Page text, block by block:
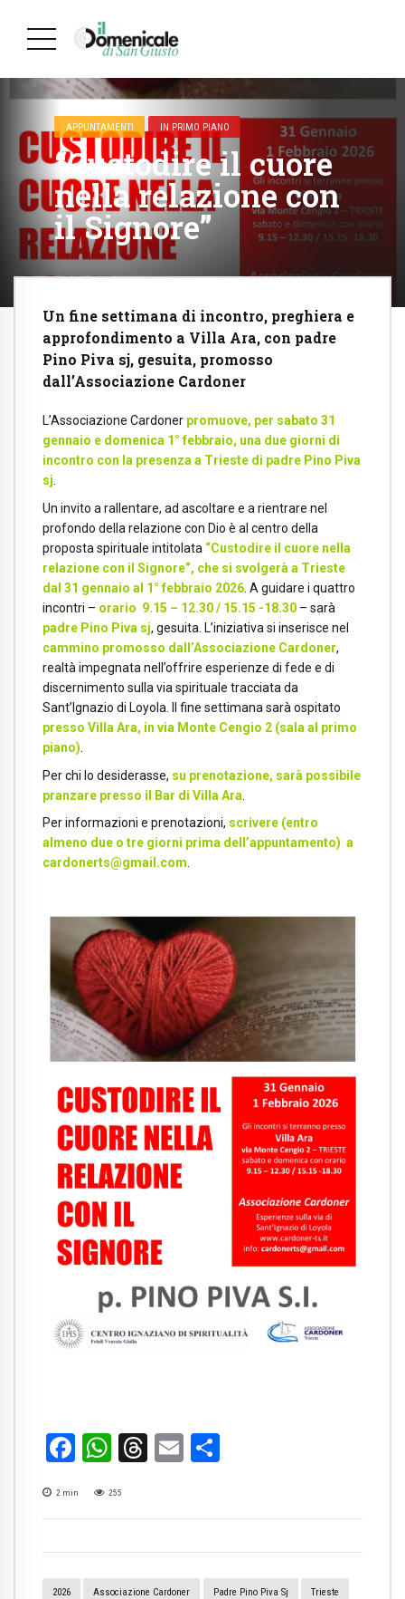
APPUNTAMENTI IN PRIMO PIANO
“Custodire il cuore
nella relazione con
il Signore”
Un fine settimana di incontro, preghiera e
approfondimento a Villa Ara, con padre
Pino Piva sj, gesuita, promosso
dall’Associazione Cardoner
L’Associazione Cardoner promuove, per sabato 31
gennaio e domenica 1° febbraio, una due giorni di
incontro con la presenza a Trieste di padre Pino Piva
sj
Un invito a rallentare, ad ascoltare e a rientrare nel
profondo della relazione con Dio è al centro della
proposta spirituale intitolata “Custodire il cuore nella
relazione con il Signore”, che si svolgerà a Trieste
dal 31 gennaio al 1° febbraio 2026 . A guidare i quattro
incontri – orario 9.15 – 12.30 / 15.15 -18.30 – sarà
padre Pino Piva sj, gesuita. L’iniziativa si inserisce nel
cammino promosso dall’Associazione Cardoner,
realtà impegnata nell’offrire esperienze di fede e di
discernimento sulla via spirituale tracciata da
Sant’Ignazio di Loyola. Il fine settimana sarà ospitato
presso Villa Ara, in via Monte Cengio 2 (sala al primo
piano)
Per chi lo desiderasse, su prenotazione, sarà possibile
pranzare presso il Bar di Villa Ara
Per informazioni e prenotazioni, scrivere (entro
almeno due o tre giorni prima dell’appuntamento) a
cardonerts@gmail.com.
Facebook
WhatsApp
Threads
Email
2 min 255
2026 Associazione Cardoner Padre Pino Piva Sj Trieste